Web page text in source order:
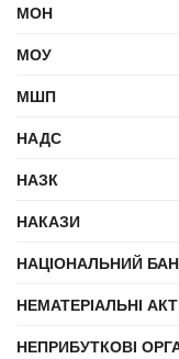
МОН
МОУ
МШП
НАДС
НАЗК
НАКАЗИ
НАЦІОНАЛЬНИЙ
НЕМАТЕРІАЛЬНІ
НЕПРИБУТКОВІ